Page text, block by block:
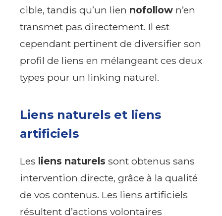
cible, tandis qu’un lien nofollow n’en
transmet pas directement. Il est
cependant pertinent de diversifier son
profil de liens en mélangeant ces deux
types pour un linking naturel.
Liens naturels et liens
artificiels
Les liens naturels sont obtenus sans
intervention directe, grâce à la qualité
de vos contenus. Les liens artificiels
résultent d’actions volontaires